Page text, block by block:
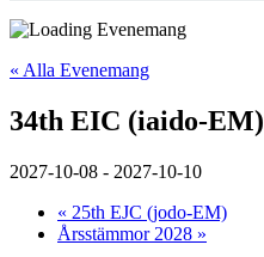
« Alla Evenemang
34th EIC (iaido-EM)
2027-10-08 - 2027-10-10
« 25th EJC (jodo-EM)
Årsstämmor 2028 »